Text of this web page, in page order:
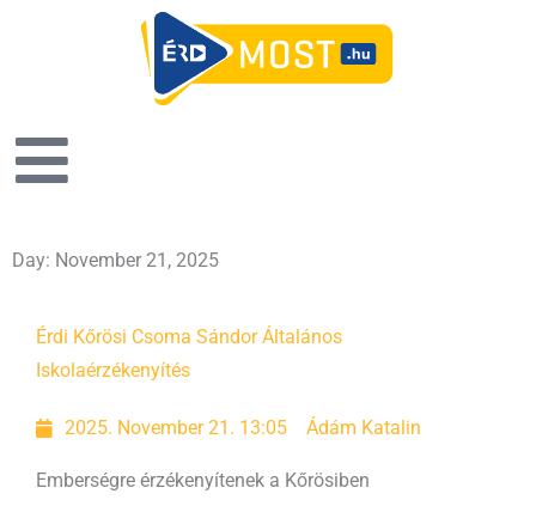
Day: November 21, 2025
Érdi Kőrösi Csoma Sándor Általános
Iskolaérzékenyítés
2025. November 21. 13:05 Ádám Katalin
Emberségre érzékenyítenek a Kőrösiben